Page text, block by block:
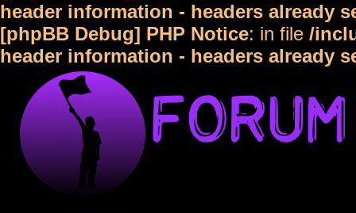
header information - headers already
[phpBB Debug] PHP Notice: in file /
header information - headers already